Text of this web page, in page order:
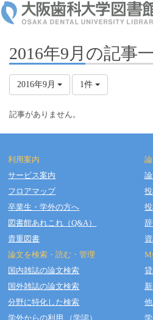
2016年9月の記事
2016年9月 1件
記事がありません。
利用案内
サービス案内
フロアマップ
卒業生・学外の方へ
図書館あれこれ（Q&A）
貴重図書
論文を検索・読む・管理
国内雑誌の論文検索
国外雑誌の論文検索
分野に特化した検索
学外からの利用 （学認）
Copyright © OSAKA DENTAL